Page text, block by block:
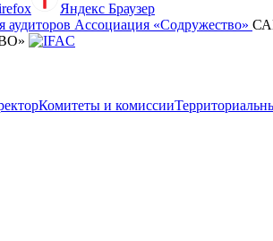
Яндекс Браузер
Комитеты и комиссии